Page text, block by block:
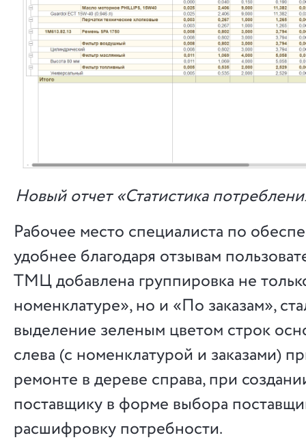
Новый отчет «Статистика
Рабочее место специалиста по
удобнее благодаря отзывам
ТМЦ добавлена группировка не
номенклатуре», но и «По заказам»,
выделение зеленым цветом строк
слева (с номенклатурой и заказами)
ремонте в дереве справа, при
поставщику в форме выбора
расшифровку потребности.